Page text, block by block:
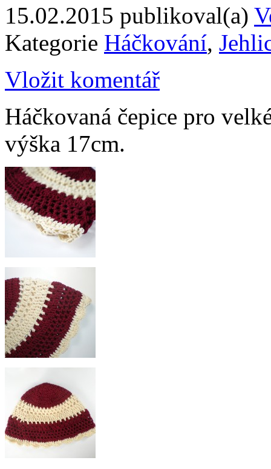
15.02.2015 publikoval(a)
Kategorie Háčkování,
Vložit komentář
Háčkovaná čepice pro
výška 17cm.